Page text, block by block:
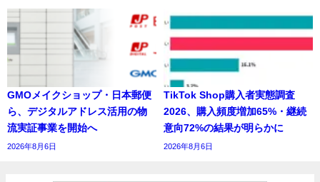
GMOメイクショップ・日本郵便
ら、デジタルアドレス活用の物
流実証事業を開始へ
2026年8月6日
TikTok Shop購入者実態調査
2026、購入頻度増加65%・継続
意向72%の結果が明らかに
2026年8月6日